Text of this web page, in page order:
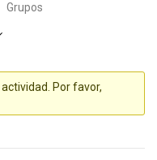
Grupos
Por favor,